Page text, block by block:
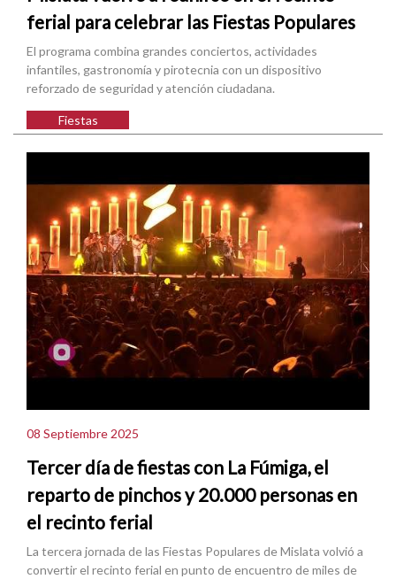
ferial para celebrar las Fiestas Populares
El programa combina grandes conciertos, actividades
infantiles, gastronomía y pirotecnia con un dispositivo
reforzado de seguridad y atención ciudadana.
Fiestas
08 Septiembre 2025
Tercer día de fiestas con La Fúmiga, el
reparto de pinchos y 20.000 personas en
el recinto ferial
La tercera jornada de las Fiestas Populares de Mislata volvió a
convertir el recinto ferial en punto de encuentro de miles de